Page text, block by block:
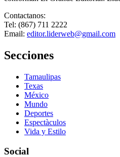
Contactanos:
Tel: (867) 711 2222
Email: editor.liderweb@gmail.com
Secciones
Tamaulipas
Texas
México
Mundo
Deportes
Espectàculos
Vida y Estilo
Social